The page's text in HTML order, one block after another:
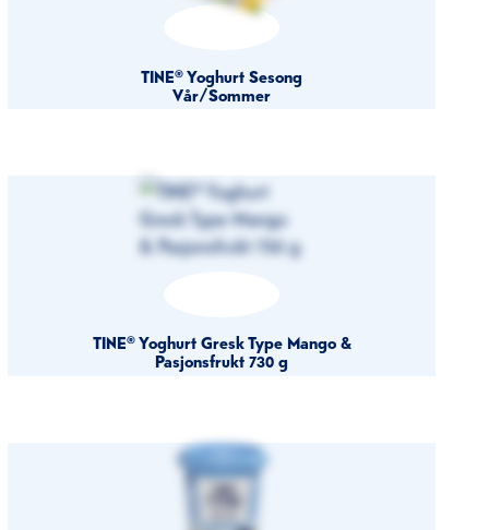
TINE® Yoghurt Sesong
Vår/Sommer
TINE® Yoghurt Gresk Type Mango &
Pasjonsfrukt 730 g